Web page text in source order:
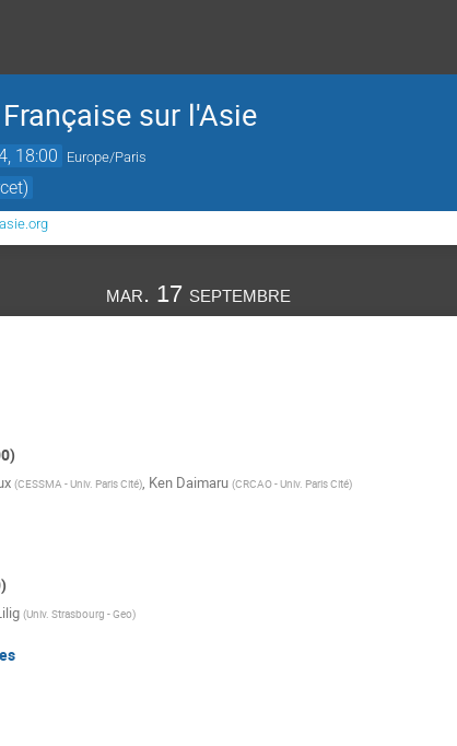
sur l'Asie
18:00 Europe/Paris
mar. 17 septembre
(CESSMA - Univ. Paris Cité) Ken Daimaru (CRCAO - Univ. Paris Cité)
(Univ. Strasbourg - Geo)